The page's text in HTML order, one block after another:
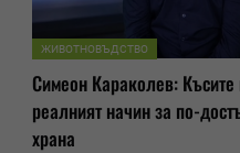
ЖИВОТНОВЪДСТВО
Симеон Караколев: Късите
реалният начин за по-
храна